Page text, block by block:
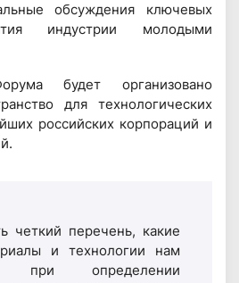
обсуждения ключевых
индустрии молодыми
будет организовано
для технологических
российских корпораций и
четкий перечень, какие
и технологии нам
при определении